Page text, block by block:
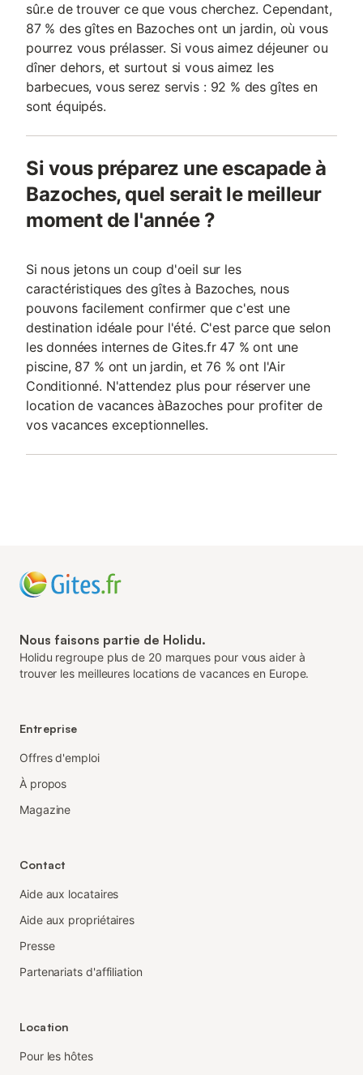
sûr.e de trouver ce que vous cherchez. Cependant,
87 % des gîtes en Bazoches ont un jardin, où vous
pourrez vous prélasser. Si vous aimez déjeuner ou
dîner dehors, et surtout si vous aimez les
barbecues, vous serez servis : 92 % des gîtes en
sont équipés.
Si vous préparez une escapade à
Bazoches, quel serait le meilleur
moment de l'année ?
Si nous jetons un coup d'oeil sur les
caractéristiques des gîtes à Bazoches, nous
pouvons facilement confirmer que c'est une
destination idéale pour l'été. C'est parce que selon
les données internes de Gites.fr 47 % ont une
piscine, 87 % ont un jardin, et 76 % ont l'Air
Conditionné. N'attendez plus pour réserver une
location de vacances àBazoches pour profiter de
vos vacances exceptionnelles.
Nous faisons partie de Holidu.
Holidu regroupe plus de 20 marques pour vous aider à
trouver les meilleures locations de vacances en Europe.
Entreprise
Offres d'emploi
À propos
Magazine
Contact
Aide aux locataires
Aide aux propriétaires
Presse
Partenariats d'affiliation
Location
Pour les hôtes